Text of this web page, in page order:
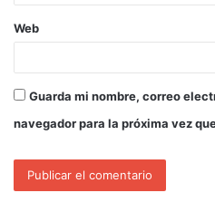
Web
Guarda mi nombre, correo
navegador para la próxima vez